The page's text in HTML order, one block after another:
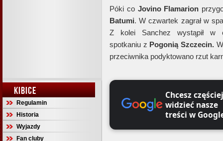
KIBICE
Regulamin
Historia
Wyjazdy
Fan cluby
Póki co Jovino Flamarion
Batumi. W czwartek zagrał w
Z kolei Sanchez wystąpił w
spotkaniu z Pogonią Szczecin.W
przeciwnika podyktowano rzut
Chcesz częściej
widzieć nasze
treści w